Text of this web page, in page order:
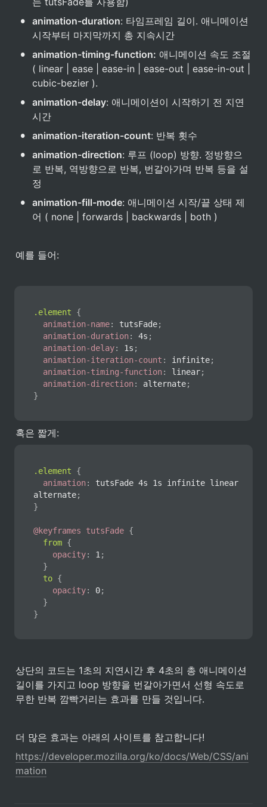
• animation-duration: 타임프레임 길이. 애니메이션
시작부터 마지막까지 총 지속시간
• animation-timing-function: 애니메이션 속도 조절
( linear | ease | ease-in | ease-out | ease-in-out |
cubic-bezier ).
• animation-delay: 애니메이션이 시작하기 전 지연
시간
• animation-iteration-count: 반복 횟수
• animation-direction: 루프 (loop) 방향. 정방향으
로 반복, 역방향으로 반복, 번갈아가며 반복 등을 설
정
• animation-fill-mode: 애니메이션 시작/끝 상태 제
어 ( none | forwards | backwards | both )
예를 들어:
.element
{
animation-name: tutsFade;
animation-duration: 4s ;
animation-delay: 1s ;
animation-iteration-count : infinite;
animation-timing-function: linear;
animation-direction: alternate;
}
혹은 짧게:
.element
{
animation:
tutsFade 4s 1s infinite linear
alternate;
}
@keyframes tutsFade {
from {
opacity: 1 ;
}
to {
opacity: 0;
}
}
상단의 코드는 1초의 지연시간 후 4초의 총 애니메이션
길이를 가지고 loop 방향을 번갈아가면서 선형 속도로
무한 반복 깜빡거리는 효과를 만들 것입니다.
더 많은 효과는 아래의 사이트를 참고합니다!
https://developer.mozilla.org/ko/docs/Web/CSS/ani
mation